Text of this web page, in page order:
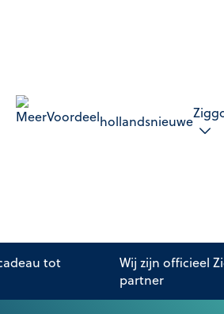
hollandsnieuwe
tot
Wij zijn officieel
partner